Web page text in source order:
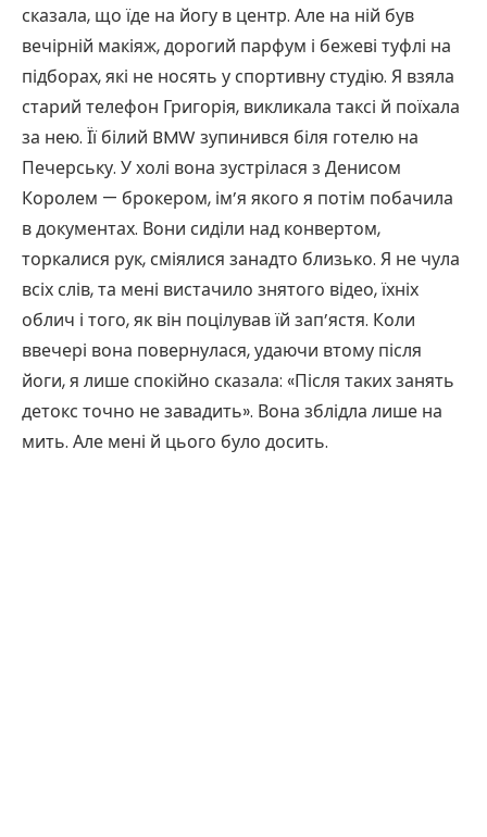
сказала, що їде на йогу в центр. Але на ній був
вечірній макіяж, дорогий парфум і бежеві туфлі на
підборах, які не носять у спортивну студію. Я взяла
старий телефон Григорія, викликала таксі й поїхала
за нею. Її білий BMW зупинився біля готелю на
Печерську. У холі вона зустрілася з Денисом
Королем — брокером, ім’я якого я потім побачила
в документах. Вони сиділи над конвертом,
торкалися рук, сміялися занадто близько. Я не чула
всіх слів, та мені вистачило знятого відео, їхніх
облич і того, як він поцілував їй зап’ястя. Коли
ввечері вона повернулася, удаючи втому після
йоги, я лише спокійно сказала: «Після таких занять
детокс точно не завадить». Вона зблідла лише на
мить. Але мені й цього було досить.